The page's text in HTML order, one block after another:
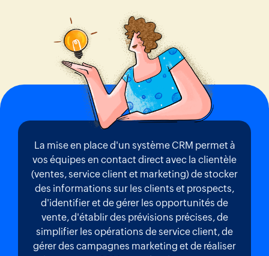
La mise en place d'un système CRM permet à
vos équipes en contact direct avec la clientèle
(ventes, service client et marketing) de stocker
des informations sur les clients et prospects,
d'identifier et de gérer les opportunités de
vente, d'établir des prévisions précises, de
simplifier les opérations de service client, de
gérer des campagnes marketing et de réaliser